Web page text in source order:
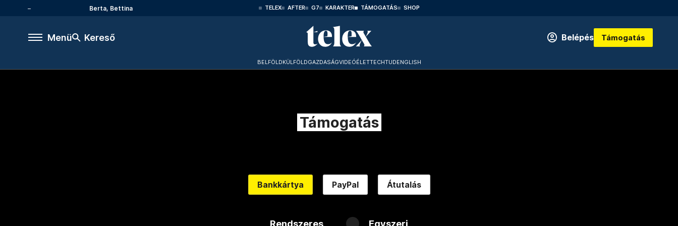
Berta, Bettina TELEX AFTER G7 KARAKTER TÁMOGATÁS SHOP
Menü Kereső Belépés Támogatás
BELFÖLDKÜLFÖLDGAZDASÁGVIDEÓÉLETTECHTUDENGLISH
Támogatás
Bankkártya PayPal Átutalás
Rendszeres Egyszeri